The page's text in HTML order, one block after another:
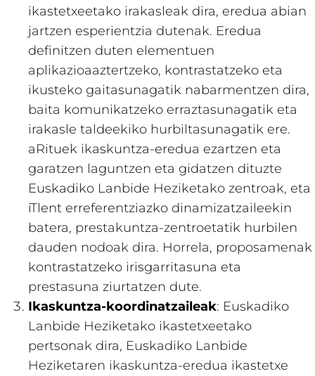
ikastetxeetako irakasleak dira, eredua abian
jartzen esperientzia dutenak. Eredua
definitzen duten elementuen
aplikazioaaztertzeko, kontrastatzeko eta
ikusteko gaitasunagatik nabarmentzen dira,
baita komunikatzeko erraztasunagatik eta
irakasle taldeekiko hurbiltasunagatik ere.
aRituek ikaskuntza-eredua ezartzen eta
garatzen laguntzen eta gidatzen dituzte
Euskadiko Lanbide Heziketako zentroak, eta
iTlent erreferentziazko dinamizatzaileekin
batera, prestakuntza-zentroetatik hurbilen
dauden nodoak dira. Horrela, proposamenak
kontrastatzeko irisgarritasuna eta
prestasuna ziurtatzen dute.
Ikaskuntza-koordinatzaileak: Euskadiko
Lanbide Heziketako ikastetxeetako
pertsonak dira, Euskadiko Lanbide
Heziketaren ikaskuntza-eredua ikastetxe